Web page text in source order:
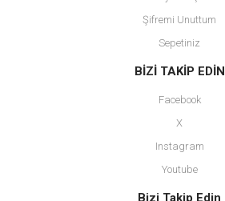
Şifremi Unuttum
Sepetiniz
BİZİ TAKİP EDİN
Facebook
X
Instagram
Youtube
Bizi Takip Edin